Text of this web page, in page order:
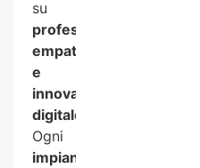
su
professionalità,
empatia
e
innovazione
digitale
Ogni
impianto